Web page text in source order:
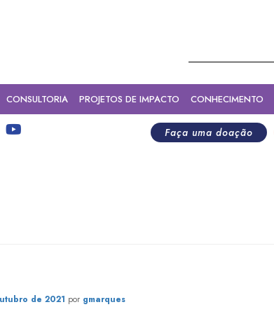
CONSULTORIA PROJETOS DE IMPACTO CONHECIMENTO
Faça uma doação
de 2021 por gmarques